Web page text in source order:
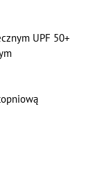
UPF 50+